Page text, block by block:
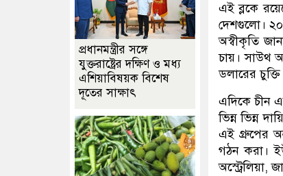
এই ব্লকে
দেশগুলো।
অস্বীকৃতি
চায়। সাউথ
ডলারের
এদিকে চীন
ভিন্ন ভিন্ন
এই গ্রুপের
গঠন করা।
অস্ট্রেলিয়া,
প্রধানমন্ত্রীর সঙ্গে
যুক্তরাষ্ট্রের দক্ষিণ ও মধ্য
এশিয়াবিষয়ক বিশেষ
দূতের সাক্ষাৎ